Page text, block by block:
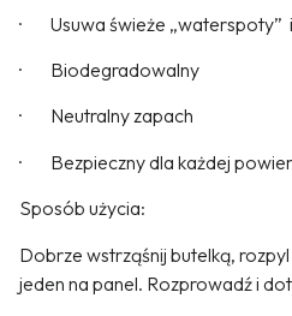
· Usuwa świeże „waterspoty” i
· Biodegradowalny
· Neutralny zapach
· Bezpieczny dla każdej
Sposób użycia:
Dobrze wstrząśnij butelką,
jeden na panel. Rozprowadź i